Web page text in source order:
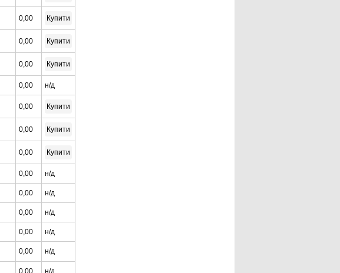
0,00 Купити
0,00 Купити
0,00 Купити
0,00 н/д
0,00 Купити
0,00 Купити
0,00 Купити
0,00 н/д
0,00 н/д
0,00 н/д
0,00 н/д
0,00 н/д
0,00 н/д